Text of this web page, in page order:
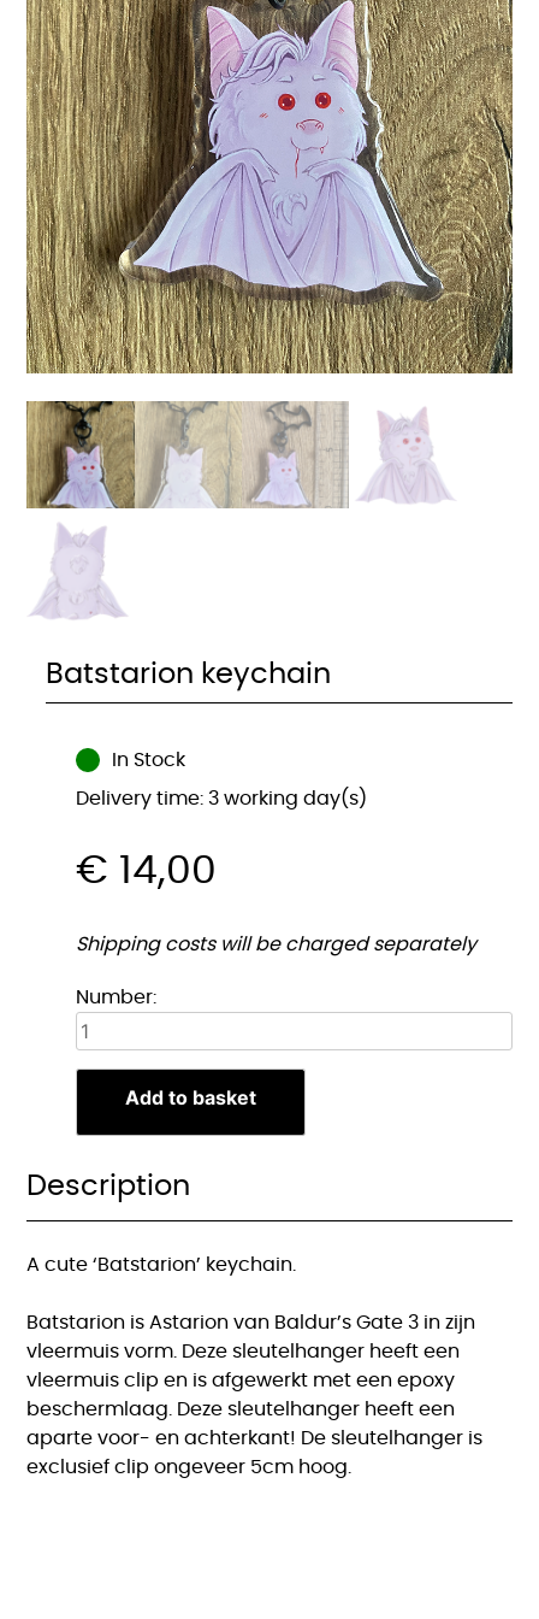
Batstarion keychain
In Stock
Delivery time: 3 working day(s)
€ 14,00
Shipping costs will be charged separately
Number:Batstarion
quantity
Add to basket
Description
A cute ‘Batstarion’ keychain.
Batstarion is Astarion van Baldur’s Gate 3 in zijn
vleermuis vorm. Deze sleutelhanger heeft een
vleermuis clip en is afgewerkt met een epoxy
beschermlaag. Deze sleutelhanger heeft een
aparte voor- en achterkant! De sleutelhanger is
exclusief clip ongeveer 5cm hoog.